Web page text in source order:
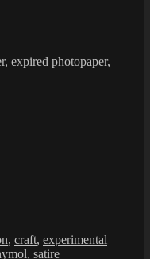
, expired photopaper,
, craft, experimental
, satire